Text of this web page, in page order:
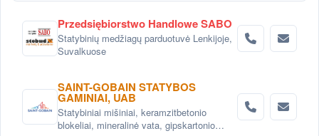
Przedsiębiorstwo Handlowe SABO
Statybinių medžiagų parduotuvė Lenkijoje,
Suvalkuose
SAINT-GOBAIN STATYBOS
GAMINIAI, UAB
Statybiniai mišiniai, keramzitbetonio
blokeliai, mineralinė vata, gipskartonio